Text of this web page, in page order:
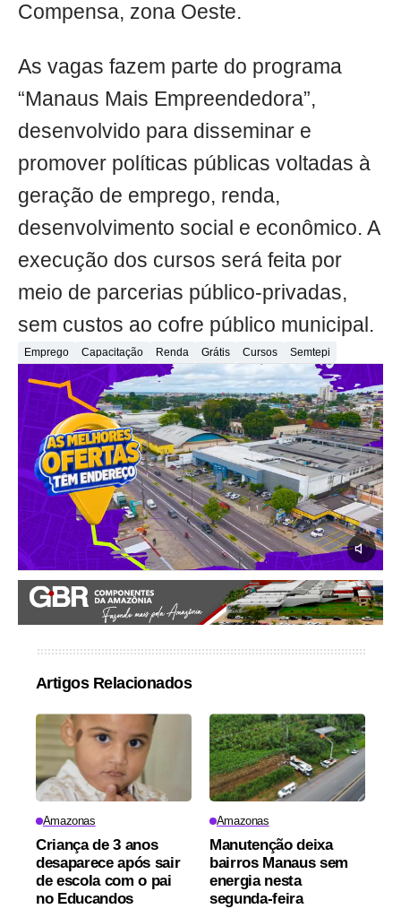
Compensa, zona Oeste.
As vagas fazem parte do programa
“Manaus Mais Empreendedora”,
desenvolvido para disseminar e
promover políticas públicas voltadas à
geração de emprego, renda,
desenvolvimento social e econômico. A
execução dos cursos será feita por
meio de parcerias público-privadas,
sem custos ao cofre público municipal.
Emprego Capacitação Renda Grátis Cursos Semtepi
Artigos Relacionados
Amazonas
Criança de 3 anos
desaparece após sair
de escola com o pai
no Educandos
Amazonas
Manutenção deixa
bairros Manaus sem
energia nesta
segunda-feira